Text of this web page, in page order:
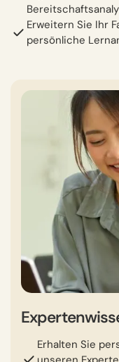
Erweitern Sie Ihr
persönliche
Erhalten Sie